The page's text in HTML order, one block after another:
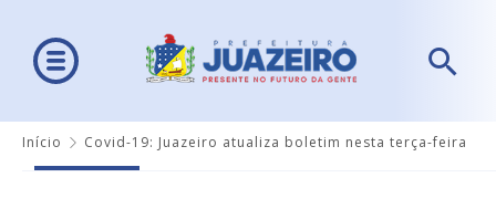
Início Covid-19: Juazeiro atualiza boletim nesta terça-feira